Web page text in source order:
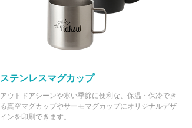
ステンレスマグカップ
アウトドアシーンや寒い季節に便利な、保温・保冷でき
る真空マグカップやサーモマグカップにオリジナルデザ
インを印刷できます。